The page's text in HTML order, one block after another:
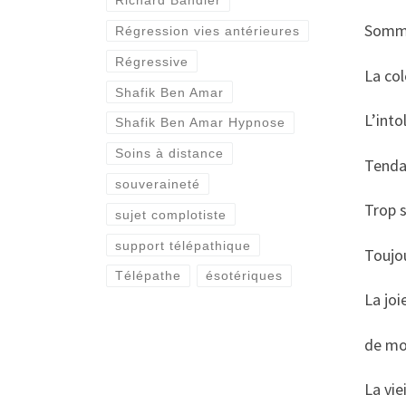
La
Trop
La
de
La
Régression vies antérieures
Régressive
Shafik Ben Amar
Shafik Ben Amar Hypnose
Soins à distance
souveraineté
sujet complotiste
support télépathique
Télépathe ésotériques